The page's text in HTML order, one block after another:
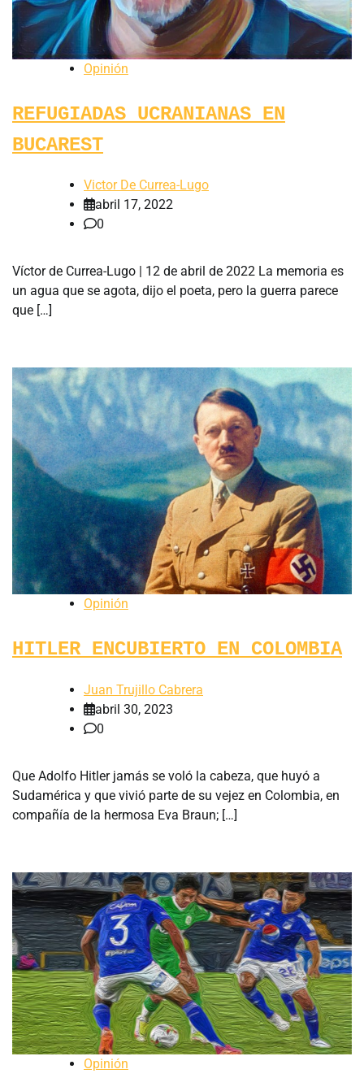
Opinión
REFUGIADAS UCRANIANAS EN
BUCAREST
Victor De Currea-Lugo
abril 17, 2022
0
Víctor de Currea-Lugo | 12 de abril de 2022 La memoria es
un agua que se agota, dijo el poeta, pero la guerra parece
que […]
Opinión
HITLER ENCUBIERTO EN COLOMBIA
Juan Trujillo Cabrera
abril 30, 2023
0
Que Adolfo Hitler jamás se voló la cabeza, que huyó a
Sudamérica y que vivió parte de su vejez en Colombia, en
compañía de la hermosa Eva Braun; […]
Opinión